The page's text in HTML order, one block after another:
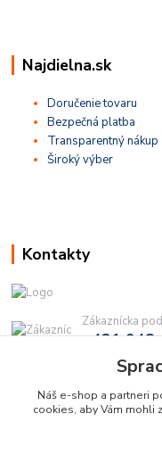
Najdielna.sk
Doručenie tovaru
Bezpečná platba
Transparentný nákup
Široký výber
Kontakty
Zákaznícka
+421 948
(Po-Pia, 9-16
info@najdielna.sk
Náš e-shop a partneri
cookies, aby Vám mohli